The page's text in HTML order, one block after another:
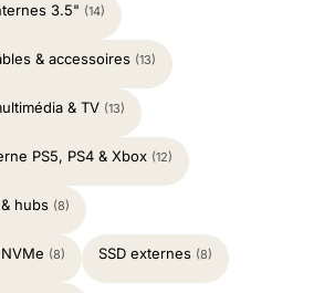
3.5" (14)
& accessoires (13)
& TV (13)
PS5, PS4 & Xbox (12)
hubs (8)
(8) SSD externes (8)